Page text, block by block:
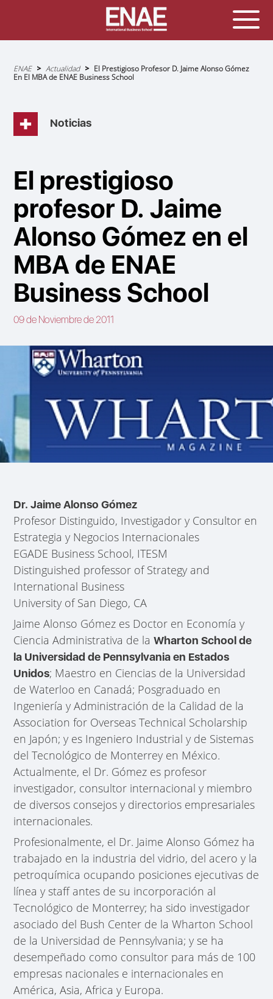
Sobrescribir
enlaces
de
navegación
ENAE Actualidad
El Prestigioso Profesor D. Jaime Alonso Gómez
En El MBA de ENAE Business School
Noticias
El prestigioso
profesor D. Jaime
Alonso Gómez en el
MBA de ENAE
Business School
09 de Noviembre de 2011
Dr. Jaime Alonso Gómez
Profesor Distinguido, Investigador y Consultor en
Estrategia y Negocios Internacionales
EGADE Business School, ITESM
Distinguished professor of Strategy and
International Business
University of San Diego, CA
Jaime Alonso Gómez es Doctor en Economía y
Ciencia Administrativa de laWharton School de
la Universidad de Pennsylvania en Estados
Unidos; Maestro en Ciencias de la Universidad
de Waterloo en Canadá; Posgraduado en
Ingeniería y Administración de la Calidad de la
Association for Overseas Technical Scholarship
en Japón; y es Ingeniero Industrial y de Sistemas
del Tecnológico de Monterrey en México.
Actualmente, el Dr. Gómez es profesor
investigador, consultor internacional y miembro
de diversos consejos y directorios empresariales
internacionales.
Profesionalmente, el Dr. Jaime Alonso Gómez ha
trabajado en la industria del vidrio, del acero y la
petroquímica ocupando posiciones ejecutivas de
línea y staff antes de su incorporación al
Tecnológico de Monterrey; ha sido investigador
asociado del Bush Center de la Wharton School
de la Universidad de Pennsylvania; y se ha
desempeñado como consultor para más de 100
empresas nacionales e internacionales en
América, Asia, Africa y Europa.